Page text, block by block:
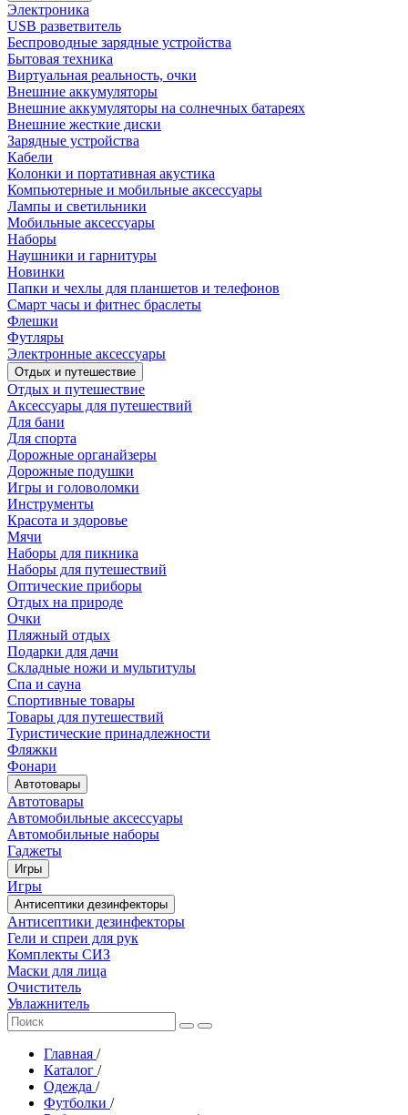
Электроника
USB разветвитель
Беспроводные зарядные устройства
Бытовая техника
Виртуальная реальность, очки
Внешние аккумуляторы
Внешние аккумуляторы на солнечных батареях
Внешние жесткие диски
Зарядные устройства
Кабели
Колонки и портативная акустика
Компьютерные и мобильные аксессуары
Лампы и светильники
Мобильные аксессуары
Наборы
Наушники и гарнитуры
Новинки
Папки и чехлы для планшетов и телефонов
Смарт часы и фитнес браслеты
Флешки
Футляры
Электронные аксессуары
Отдых и путешествие
Отдых и путешествие
Аксессуары для путешествий
Для бани
Для спорта
Дорожные органайзеры
Дорожные подушки
Игры и головоломки
Инструменты
Красота и здоровье
Мячи
Наборы для пикника
Наборы для путешествий
Оптические приборы
Отдых на природе
Очки
Пляжный отдых
Подарки для дачи
Складные ножи и мультитулы
Спа и сауна
Спортивные товары
Товары для путешествий
Туристические принадлежности
Фляжки
Фонари
Автотовары
Автотовары
Автомобильные аксессуары
Автомобильные наборы
Гаджеты
Игры
Игры
Антисептики дезинфекторы
Антисептики дезинфекторы
Гели и спреи для рук
Комплекты СИЗ
Маски для лица
Очиститель
Увлажнитель
Главная /
Каталог /
Одежда /
Футболки /